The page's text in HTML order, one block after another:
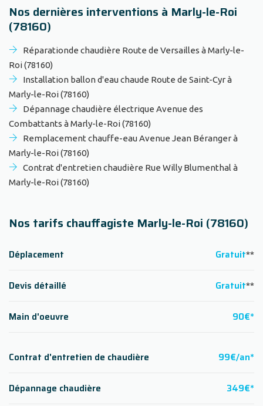
Nos dernières interventions à Marly-le-Roi
(78160)
Réparationde chaudière Route de Versailles à Marly-le-
Roi (78160)
Installation ballon d'eau chaude Route de Saint-Cyr à
Marly-le-Roi (78160)
Dépannage chaudière électrique Avenue des
Combattants à Marly-le-Roi (78160)
Remplacement chauffe-eau Avenue Jean Béranger à
Marly-le-Roi (78160)
Contrat d'entretien chaudière Rue Willy Blumenthal à
Marly-le-Roi (78160)
Nos tarifs chauffagiste Marly-le-Roi (78160)
Déplacement Gratuit**
Devis détaillé Gratuit**
Main d'oeuvre 90€*
Contrat d'entretien de chaudière 99€/an*
Dépannage chaudière 349€*